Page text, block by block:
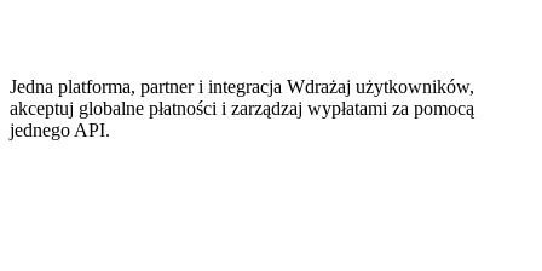
Jedna platforma, partner i integracja Wdrażaj użytkowników,
akceptuj globalne płatności i zarządzaj wypłatami za pomocą
jednego API.